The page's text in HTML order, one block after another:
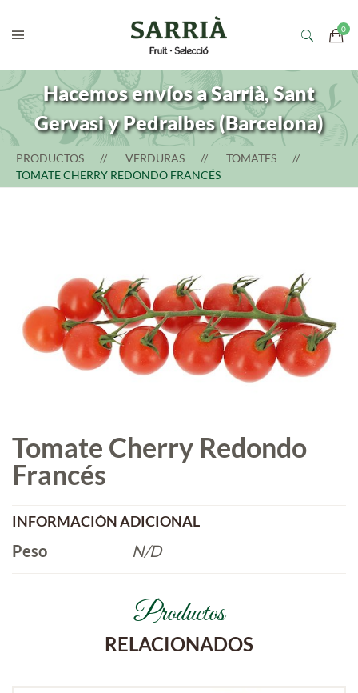
Hacemos envíos a Sarrià, Sant
Gervasi y Pedralbes (Barcelona)
PRODUCTOS VERDURAS
TOMATES
TOMATE CHERRY REDONDO FRANCÉS
Tomate Cherry Redondo
Francés
INFORMACIÓN ADICIONAL
Peso N/D
Productos
RELACIONADOS